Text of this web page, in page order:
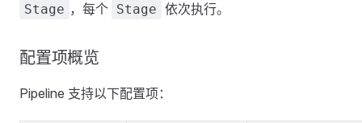
Stage ，每个 Stage 依次执行。
配置项概览
Pipeline 支持以下配置项：